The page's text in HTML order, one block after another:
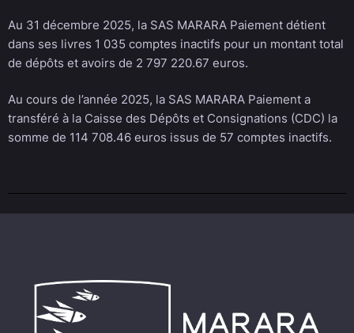
Au 31 décembre 2025, la SAS MARARA Paiement détient
dans ses livres 1 035 comptes inactifs pour un montant total
de dépôts et avoirs de 2 797 220.67 euros.
Au cours de l’année 2025, la SAS MARARA Paiement a
transféré à la Caisse des Dépôts et Consignations (CDC) la
somme de 114 708.46 euros issus de 57 comptes inactifs.